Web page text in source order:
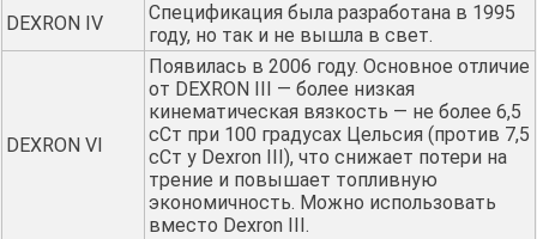
DEXRON IV
Спецификация была разработана в 1995
году, но так и не вышла в свет.
DEXRON VI
Появилась в 2006 году. Основное отличие
от DEXRON III — более низкая
кинематическая вязкость — не более 6,5
сСт при 100 градусах Цельсия (против 7,5
сСт у Dexron III), что снижает потери на
трение и повышает топливную
экономичность. Можно использовать
вместо Dexron III.